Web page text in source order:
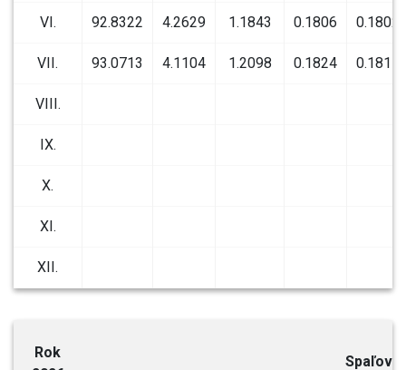
VI. 92.8322 4.2629 1.1843 0.1806 0.1802
VII. 93.0713 4.1104 1.2098 0.1824 0.1815
VIII.
IX.
X.
XI.
XII.
Rok